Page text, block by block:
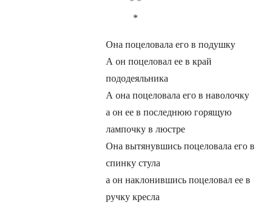
*
Она поцеловала его в подушку
А он поцеловал ее в край
пододеяльника
А она поцеловала его в наволочку
а он ее в последнюю горящую
лампочку в люстре
Она вытянувшись поцеловала его в
спинку стула
а он наклонившись поцеловал ее в
ручку кресла